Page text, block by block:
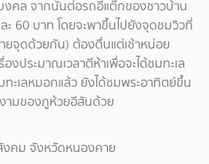
คล จากนั้นต่อรถอีแต๊กของชาวบ้าน
60 บาท โดยจะพาขึ้นไปยังจุดชมวิวที่
ยจุดด้วยกัน) ต้องตื่นแต่เช้าหน่อย
งประมาณเวลาตีห้าเพื่อจะได้ชมทะเล
ะเลหมอกแล้ว ยังได้ชมพระอาทิตย์ขึ้น
ามของภูห้วยอีสันด้วย
คม จังหวัดหนองคาย